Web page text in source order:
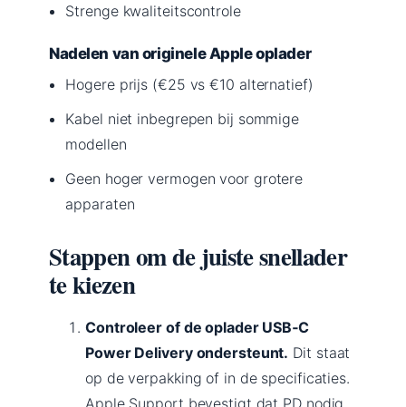
Strenge kwaliteitscontrole
Nadelen van originele Apple oplader
Hogere prijs (€25 vs €10 alternatief)
Kabel niet inbegrepen bij sommige
modellen
Geen hoger vermogen voor grotere
apparaten
Stappen om de juiste snellader
te kiezen
Controleer of de oplader USB‑C
Power Delivery ondersteunt. Dit staat
op de verpakking of in de specificaties.
Apple Support bevestigt dat PD nodig